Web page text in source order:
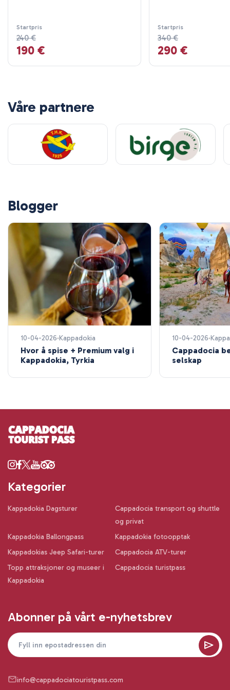
Å wow, dette jeep-eventyret ved soloppgang var utenom
det vanlige! Seriøst fantastisk, du kan ikke slå den utsikten
av himmelen som blir rød i de tidlige timene. Jeg er ikke
akkurat et morgenmenneske, men dette var så verdt det!
Åsene og de merkelige fjellformasjonene ser ut som noe
fra en annen planet, lys spillet gjorde alt så surrealistisk.
Startpris
240 €
190 €
Startpris
340 €
290 €
Våre partnere
Blogger
10-04-2026 Kappadokia
Hvor å spise + Premium valg i
Kappadokia, Tyrkia
10-04-2026
Cappadocia
selskap
Kategorier
Kappadokia Dagsturer
Cappadocia transport og shuttle
og privat
Kappadokia Ballongpass
Kappadokia fotoopptak
Kappadokias Jeep Safari-turer
Cappadocia ATV-turer
Topp attraksjoner og museer i
Kappadokia
Cappadocia turistpass
Abonner på vårt e-nyhetsbrev
info@cappadociatouristpass.com